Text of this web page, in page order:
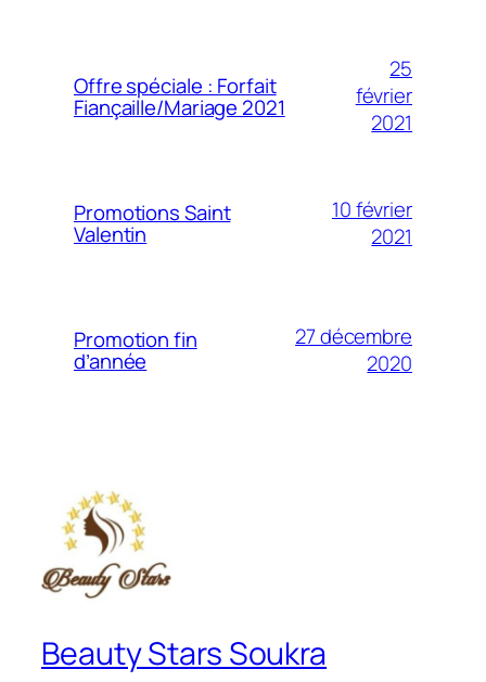
Offre spéciale : Forfait
Fiançaille/Mariage 2021
25
février
2021
Promotions Saint
Valentin
10 février
2021
Promotion fin
d’année
27 décembre
2020
Beauty Stars Soukra